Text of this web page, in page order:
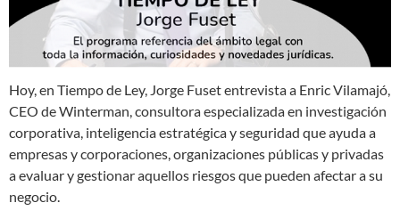
Hoy, en Tiempo de Ley, Jorge Fuset entrevista a Enric Vilamajó,
CEO de Winterman, consultora especializada en investigación
corporativa, inteligencia estratégica y seguridad que ayuda a
empresas y corporaciones, organizaciones públicas y privadas
a evaluar y gestionar aquellos riesgos que pueden afectar a su
negocio.